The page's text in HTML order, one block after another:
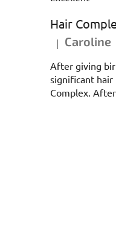
Hair
Ocena
| Caroline
After giving
significant hair
Complex.